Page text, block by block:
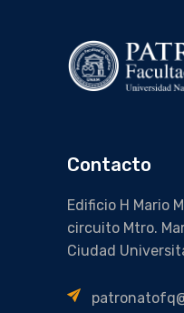
Contacto
Edificio H Mario
circuito Mtro.
Ciudad